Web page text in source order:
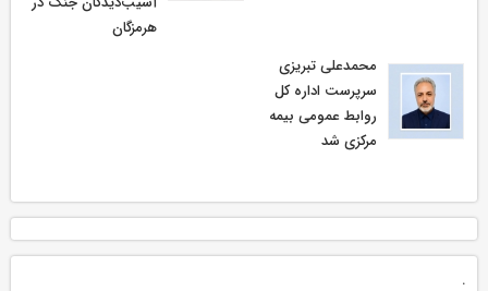
هرمزگان
محمدعلی تبریزی
سرپرست اداره كل
روابط عمومی بیمه
مركزی شد
.